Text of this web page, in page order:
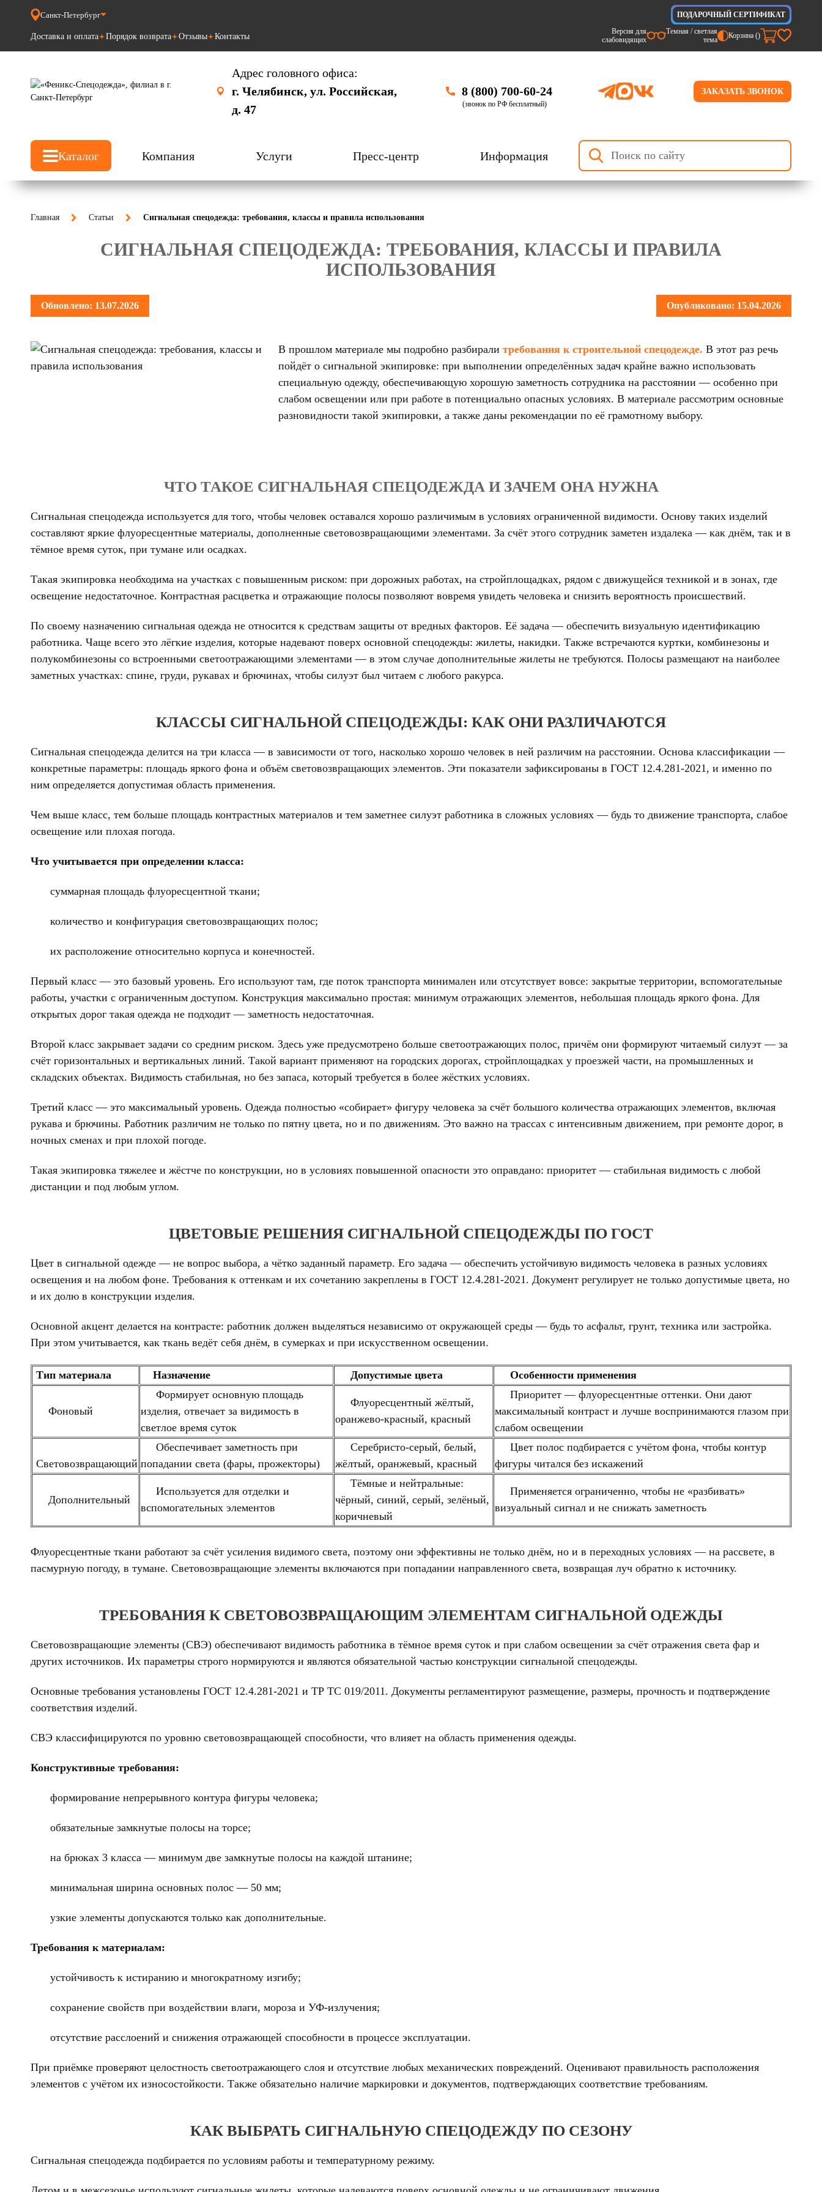
Санкт-Петербург
Доставка и оплата Порядок возврата Отзывы Контакты
ПОДАРОЧНЫЙ СЕРТИФИКАТ
Версия для
слабовидящих
Темная / светлая
тема
Корзина ()
Адрес головного офиса:
г. Челябинск, ул. Российская,
д. 47
8 (800) 700-60-24
(звонок по РФ бесплатный)
ЗАКАЗАТЬ ЗВОНОК
Каталог Компания Услуги Пресс-центр Информация
Главная Статьи Сигнальная спецодежда: требования, классы и правила использования
СИГНАЛЬНАЯ СПЕЦОДЕЖДА: ТРЕБОВАНИЯ, КЛАССЫ И ПРАВИЛА
ИСПОЛЬЗОВАНИЯ
Обновлено: 13.07.2026 Опубликовано: 15.04.2026
В прошлом материале мы подробно разбирали требования к строительной спецодежде. В этот раз речь
пойдёт о сигнальной экипировке: при выполнении определённых задач крайне важно использовать
специальную одежду, обеспечивающую хорошую заметность сотрудника на расстоянии — особенно при
слабом освещении или при работе в потенциально опасных условиях. В материале рассмотрим основные
разновидности такой экипировки, а также даны рекомендации по её грамотному выбору.
ЧТО ТАКОЕ СИГНАЛЬНАЯ СПЕЦОДЕЖДА И ЗАЧЕМ ОНА НУЖНА
Сигнальная спецодежда используется для того, чтобы человек оставался хорошо различимым в условиях ограниченной видимости. Основу таких изделий
составляют яркие флуоресцентные материалы, дополненные световозвращающими элементами. За счёт этого сотрудник заметен издалека — как днём, так и в
тёмное время суток, при тумане или осадках.
Такая экипировка необходима на участках с повышенным риском: при дорожных работах, на стройплощадках, рядом с движущейся техникой и в зонах, где
освещение недостаточное. Контрастная расцветка и отражающие полосы позволяют вовремя увидеть человека и снизить вероятность происшествий.
По своему назначению сигнальная одежда не относится к средствам защиты от вредных факторов. Её задача — обеспечить визуальную идентификацию
работника. Чаще всего это лёгкие изделия, которые надевают поверх основной спецодежды: жилеты, накидки. Также встречаются куртки, комбинезоны и
полукомбинезоны со встроенными светоотражающими элементами — в этом случае дополнительные жилеты не требуются. Полосы размещают на наиболее
заметных участках: спине, груди, рукавах и брючинах, чтобы силуэт был читаем с любого ракурса.
КЛАССЫ СИГНАЛЬНОЙ СПЕЦОДЕЖДЫ: КАК ОНИ РАЗЛИЧАЮТСЯ
Сигнальная спецодежда делится на три класса — в зависимости от того, насколько хорошо человек в ней различим на расстоянии. Основа классификации —
конкретные параметры: площадь яркого фона и объём световозвращающих элементов. Эти показатели зафиксированы в ГОСТ 12.4.281-2021, и именно по
ним определяется допустимая область применения.
Чем выше класс, тем больше площадь контрастных материалов и тем заметнее силуэт работника в сложных условиях — будь то движение транспорта, слабое
освещение или плохая погода.
Что учитывается при определении класса:
суммарная площадь флуоресцентной ткани;
количество и конфигурация световозвращающих полос;
их расположение относительно корпуса и конечностей.
Первый класс — это базовый уровень. Его используют там, где поток транспорта минимален или отсутствует вовсе: закрытые территории, вспомогательные
работы, участки с ограниченным доступом. Конструкция максимально простая: минимум отражающих элементов, небольшая площадь яркого фона. Для
открытых дорог такая одежда не подходит — заметность недостаточная.
Второй класс закрывает задачи со средним риском. Здесь уже предусмотрено больше светоотражающих полос, причём они формируют читаемый силуэт — за
счёт горизонтальных и вертикальных линий. Такой вариант применяют на городских дорогах, стройплощадках у проезжей части, на промышленных и
складских объектах. Видимость стабильная, но без запаса, который требуется в более жёстких условиях.
Третий класс — это максимальный уровень. Одежда полностью «собирает» фигуру человека за счёт большого количества отражающих элементов, включая
рукава и брючины. Работник различим не только по пятну цвета, но и по движениям. Это важно на трассах с интенсивным движением, при ремонте дорог, в
ночных сменах и при плохой погоде.
Такая экипировка тяжелее и жёстче по конструкции, но в условиях повышенной опасности это оправдано: приоритет — стабильная видимость с любой
дистанции и под любым углом.
ЦВЕТОВЫЕ РЕШЕНИЯ СИГНАЛЬНОЙ СПЕЦОДЕЖДЫ ПО ГОСТ
Цвет в сигнальной одежде — не вопрос выбора, а чётко заданный параметр. Его задача — обеспечить устойчивую видимость человека в разных условиях
освещения и на любом фоне. Требования к оттенкам и их сочетанию закреплены в ГОСТ 12.4.281-2021. Документ регулирует не только допустимые цвета, но
и их долю в конструкции изделия.
Основной акцент делается на контрасте: работник должен выделяться независимо от окружающей среды — будь то асфальт, грунт, техника или застройка.
При этом учитывается, как ткань ведёт себя днём, в сумерках и при искусственном освещении.
Тип материала Назначение Допустимые цвета Особенности применения
Фоновый
Формирует основную площадь
изделия, отвечает за видимость в
светлое время суток
Флуоресцентный жёлтый,
оранжево-красный, красный
Приоритет — флуоресцентные оттенки. Они дают
максимальный контраст и лучше воспринимаются глазом при
слабом освещении
Световозвращающий
Обеспечивает заметность при
попадании света (фары, прожекторы)
Серебристо-серый, белый,
жёлтый, оранжевый, красный
Цвет полос подбирается с учётом фона, чтобы контур
фигуры читался без искажений
Дополнительный
Используется для отделки и
вспомогательных элементов
Тёмные и нейтральные:
чёрный, синий, серый, зелёный,
коричневый
Применяется ограниченно, чтобы не «разбивать»
визуальный сигнал и не снижать заметность
Флуоресцентные ткани работают за счёт усиления видимого света, поэтому они эффективны не только днём, но и в переходных условиях — на рассвете, в
пасмурную погоду, в тумане. Световозвращающие элементы включаются при попадании направленного света, возвращая луч обратно к источнику.
ТРЕБОВАНИЯ К СВЕТОВОЗВРАЩАЮЩИМ ЭЛЕМЕНТАМ СИГНАЛЬНОЙ ОДЕЖДЫ
Световозвращающие элементы (СВЭ) обеспечивают видимость работника в тёмное время суток и при слабом освещении за счёт отражения света фар и
других источников. Их параметры строго нормируются и являются обязательной частью конструкции сигнальной спецодежды.
Основные требования установлены ГОСТ 12.4.281-2021 и ТР ТС 019/2011. Документы регламентируют размещение, размеры, прочность и подтверждение
соответствия изделий.
СВЭ классифицируются по уровню световозвращающей способности, что влияет на область применения одежды.
Конструктивные требования:
формирование непрерывного контура фигуры человека;
обязательные замкнутые полосы на торсе;
на брюках 3 класса — минимум две замкнутые полосы на каждой штанине;
минимальная ширина основных полос — 50 мм;
узкие элементы допускаются только как дополнительные.
Требования к материалам:
устойчивость к истиранию и многократному изгибу;
сохранение свойств при воздействии влаги, мороза и УФ-излучения;
отсутствие расслоений и снижения отражающей способности в процессе эксплуатации.
При приёмке проверяют целостность светоотражающего слоя и отсутствие любых механических повреждений. Оценивают правильность расположения
элементов с учётом их износостойкости. Также обязательно наличие маркировки и документов, подтверждающих соответствие требованиям.
КАК ВЫБРАТЬ СИГНАЛЬНУЮ СПЕЦОДЕЖДУ ПО СЕЗОНУ
Сигнальная спецодежда подбирается по условиям работы и температурному режиму.